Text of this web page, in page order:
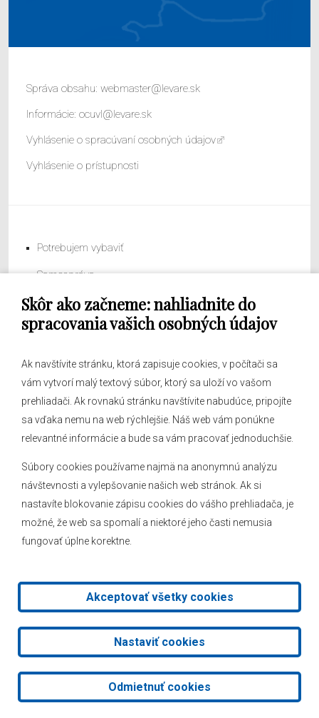
Skôr ako začneme: nahliadnite do
spracovania vašich osobných údajov
Ak navštívite stránku, ktorá zapisuje cookies, v počítači sa
vám vytvorí malý textový súbor, ktorý sa uloží vo vašom
prehliadači. Ak rovnakú stránku navštívite nabudúce, pripojíte
sa vďaka nemu na web rýchlejšie. Náš web vám ponúkne
relevantné informácie a bude sa vám pracovať jednoduchšie.
Súbory cookies používame najmä na anonymnú analýzu
návštevnosti a vylepšovanie našich web stránok. Ak si
nastavíte blokovanie zápisu cookies do vášho prehliadača, je
možné, že web sa spomalí a niektoré jeho časti nemusia
fungovať úplne korektne.
Akceptovať všetky cookies
Nastaviť cookies
Odmietnuť cookies
Správa obsahu: webmaster@levare.sk
Informácie: ocuvl@levare.sk
Vyhlásenie o spracúvaní osobných údajov
Vyhlásenie o prístupnosti
Potrebujem vybaviť
Samospráva
Obecný úrad
O obci
Hlásenia obecného rozhlasu
Kontakt
Mapa stránok
2026 © Obec Veľké Leváre|Tvorba web stránok
AlejTech, spol. s r.o.